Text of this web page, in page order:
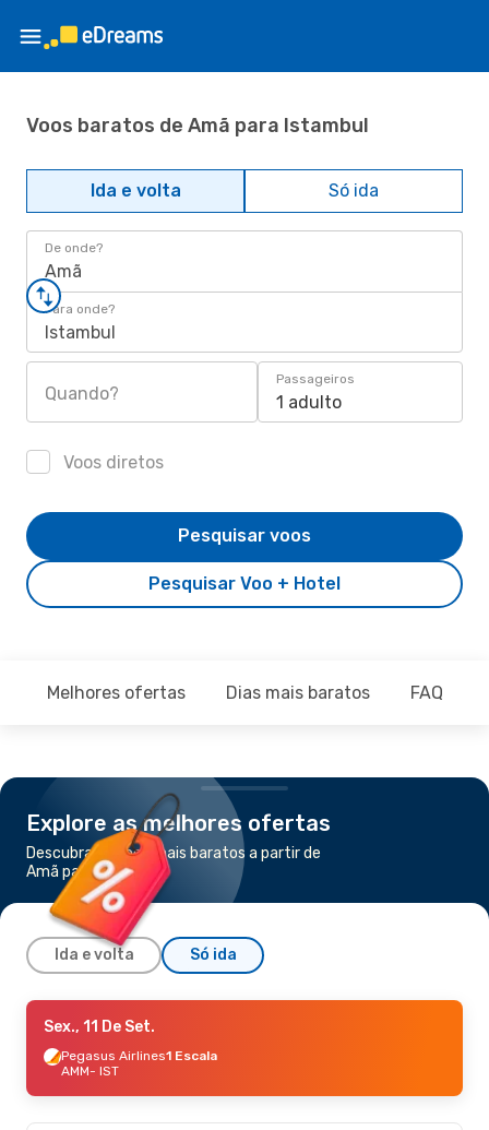
Voos baratos de Amã para Istambul
Ida e volta Só ida
De onde?
Amã
Para onde?
Istambul
Quando?
Passageiros
1 adulto
Voos diretos
Pesquisar Voo + Hotel
Pesquisar voos
Melhores ofertas Dias mais baratos FAQ
Explore as melhores ofertas
Descubra os voos mais baratos a partir de
Amã para Istambul
Ida e volta Só ida
Ter., 22 De Set.
Pegasus Airlines1 Escala
AMM- IST
IST- AMM
Sex., 11 De Set.
Pegasus Airlines1 Escala
AMM- IST